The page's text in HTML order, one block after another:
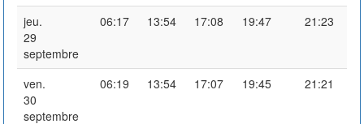
jeu.
29
septembre
06:17 13:54 17:08 19:47 21:23
ven.
30
septembre
06:19 13:54 17:07 19:45 21:21